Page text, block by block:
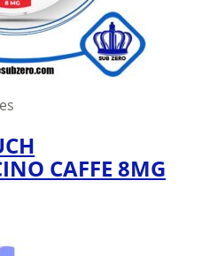
CAFFE 8MG